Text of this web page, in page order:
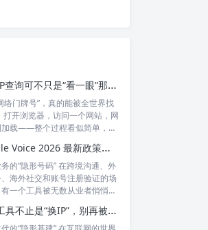
公网IP查询可不只是“看一眼”那么简单！如何保护你的网络身份？
络门牌号”，真的能被全世界找
打开浏览器，访问一个网站，网
加载——整个过程看似简单，但
Google Voice 2026 最新政策解读：付费订阅、Gemini 纪要、实名认证——GV的变与不变
的“隐形号码” 在跨境沟通、外
海外社交和账号注册验证的场
一个工具被无数从业者悄悄使
代理工具不止是“换IP”，别再被“免费代理”骗了